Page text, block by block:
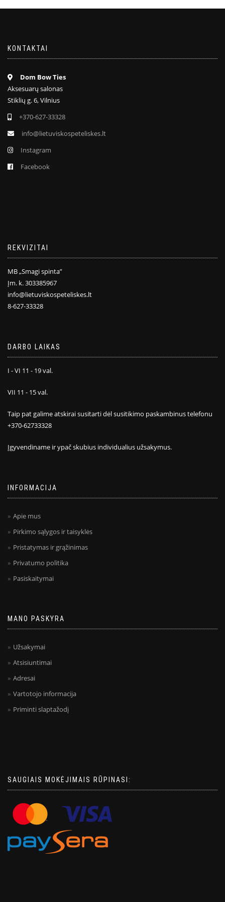
KONTAKTAI
Dom Bow Ties
Aksesuarų salonas
Stiklių g. 6, Vilnius
+370-627-33328
info@lietuviskospeteliskes.lt
Instagram
Facebook
REKVIZITAI
MB „Smagi spinta”
Įm. k. 303385967
info@lietuviskospeteliskes.lt
8-627-33328
DARBO LAIKAS
I - VI 11 - 19 val.
VII 11 - 15 val.
Taip pat galime atskirai susitarti dėl susitikimo paskambinus telefonu
+370-62733328
Įgyvendiname ir ypač skubius individualius užsakymus.
INFORMACIJA
Apie mus
Pirkimo sąlygos ir taisyklės
Pristatymas ir grąžinimas
Privatumo politika
Pasiskaitymai
MANO PASKYRA
Užsakymai
Atsisiuntimai
Adresai
Vartotojo informacija
Priminti slaptažodį
SAUGIAIS MOKĖJIMAIS RŪPINASI: